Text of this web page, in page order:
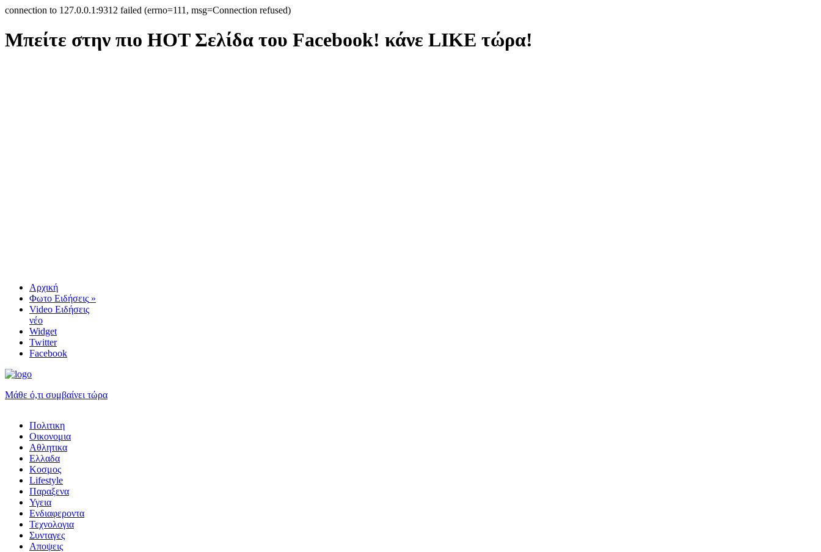
connection to 127.0.0.1:9312 failed (errno=111, msg=Connection refused)
Μπείτε στην πιο ΗΟΤ Σελίδα του Facebook! κάνε LIKE τώρα!
Αρχική
Φωτο Ειδήσεις »
Video Ειδήσεις
νέο
Widget
Twitter
Facebook
Μάθε ό,τι συμβαίνει τώρα
Πολιτικη
Οικονομια
Αθλητικα
Ελλαδα
Κοσμος
Lifestyle
Παραξενα
Υγεια
Ενδιαφεροντα
Τεχνολογια
Συνταγες
Αποψεις